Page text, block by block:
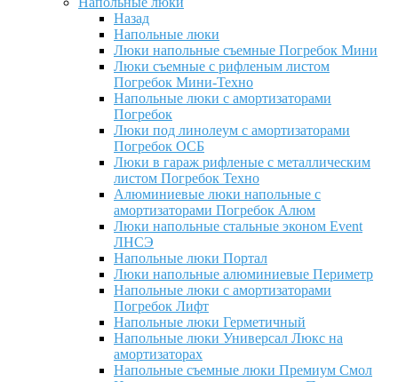
Назад
Напольные люки
Люки напольные съемные Погребок Мини
Люки съемные с рифленым листом
Погребок Мини-Техно
Напольные люки с амортизаторами
Погребок
Люки под линолеум с амортизаторами
Погребок ОСБ
Люки в гараж рифленые с металлическим
листом Погребок Техно
Алюминиевые люки напольные с
амортизаторами Погребок Алюм
Люки напольные стальные эконом Event
ЛНСЭ
Напольные люки Портал
Люки напольные алюминиевые Периметр
Напольные люки с амортизаторами
Погребок Лифт
Напольные люки Герметичный
Напольные люки Универсал Люкс на
амортизаторах
Напольные съемные люки Премиум Смол